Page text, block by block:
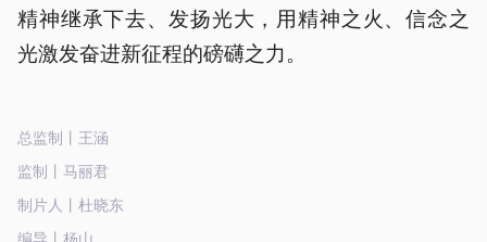
精神继承下去、发扬光大，用精神之火、信念之
光激发奋进新征程的磅礴之力。
总监制丨王涵
监制丨马丽君
制片人丨杜晓东
编导丨杨山